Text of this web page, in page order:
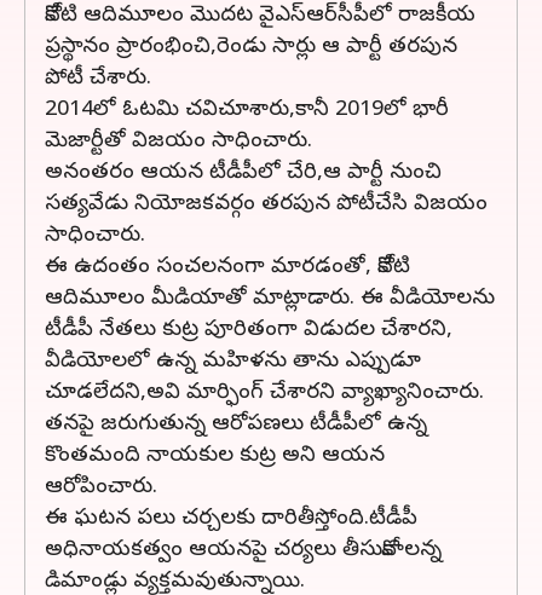
కోనేటి ఆదిమూలం మొదట వైఎస్ఆర్‌సీపీలో రాజకీయ
ప్రస్థానం ప్రారంభించి,రెండు సార్లు ఆ పార్టీ తరపున
పోటీ చేశారు.
2014లో ఓటమి చవిచూశారు,కానీ 2019లో భారీ
మెజార్టీతో విజయం సాధించారు.
అనంతరం ఆయన టీడీపీలో చేరి,ఆ పార్టీ నుంచి
సత్యవేడు నియోజకవర్గం తరపున పోటీచేసి విజయం
సాధించారు.
ఈ ఉదంతం సంచలనంగా మారడంతో, కోనేటి
ఆదిమూలం మీడియాతో మాట్లాడారు. ఈ వీడియోలను
టీడీపీ నేతలు కుట్ర పూరితంగా విడుదల చేశారని,
వీడియోలలో ఉన్న మహిళను తాను ఎప్పుడూ
చూడలేదని,అవి మార్ఫింగ్ చేశారని వ్యాఖ్యానించారు.
తనపై జరుగుతున్న ఆరోపణలు టీడీపీలో ఉన్న
కొంతమంది నాయకుల కుట్ర అని ఆయన
ఆరోపించారు.
ఈ ఘటన పలు చర్చలకు దారితీస్తోంది.టీడీపీ
అధినాయకత్వం ఆయనపై చర్యలు తీసుకోవాలన్న
డిమాండ్లు వ్యక్తమవుతున్నాయి.